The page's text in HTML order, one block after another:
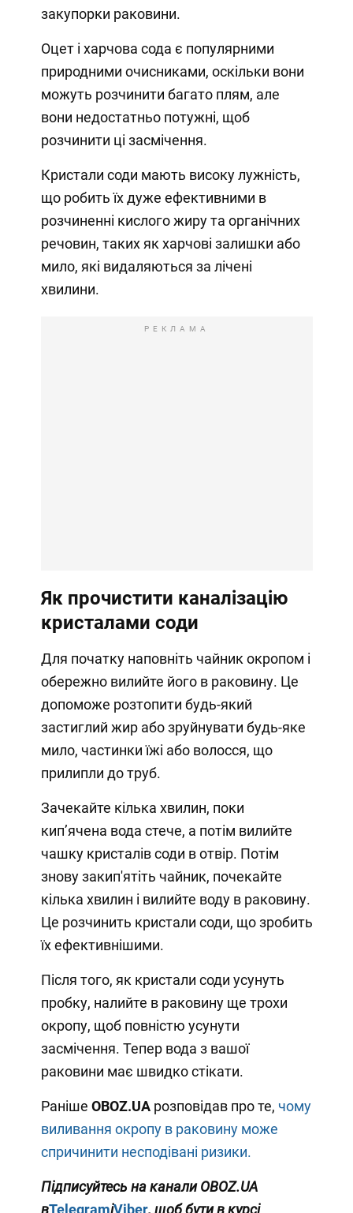
закупорки раковини.
Оцет і харчова сода є популярними
природними очисниками, оскільки вони
можуть розчинити багато плям, але
вони недостатньо потужні, щоб
розчинити ці засмічення.
Кристали соди мають високу лужність,
що робить їх дуже ефективними в
розчиненні кислого жиру та органічних
речовин, таких як харчові залишки або
мило, які видаляються за лічені
хвилини.
РЕКЛАМА
Як прочистити каналізацію
кристалами соди
Для початку наповніть чайник окропом і
обережно вилийте його в раковину. Це
допоможе розтопити будь-який
застиглий жир або зруйнувати будь-яке
мило, частинки їжі або волосся, що
прилипли до труб.
Зачекайте кілька хвилин, поки
кип’ячена вода стече, а потім вилийте
чашку кристалів соди в отвір. Потім
знову закип'ятіть чайник, почекайте
кілька хвилин і вилийте воду в раковину.
Це розчинить кристали соди, що зробить
їх ефективнішими.
Після того, як кристали соди усунуть
пробку, налийте в раковину ще трохи
окропу, щоб повністю усунути
засмічення. Тепер вода з вашої
раковини має швидко стікати.
Раніше OBOZ.UA розповідав про те, чому
виливання окропу в раковину може
спричинити несподівані ризики.
Підписуйтесь на каналиOBOZ.UA
вTelegramіViber, щоб бути в курсі